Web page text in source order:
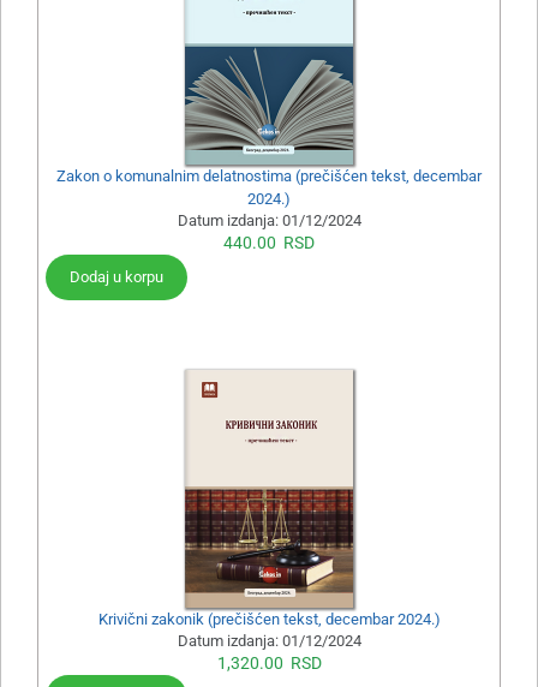
Zakon o komunalnim delatnostima (prečišćen tekst, decembar
2024.)
Datum izdanja: 01/12/2024
440.00 RSD
Dodaj u korpu
Krivični zakonik (prečišćen tekst, decembar 2024.)
Datum izdanja: 01/12/2024
1,320.00 RSD